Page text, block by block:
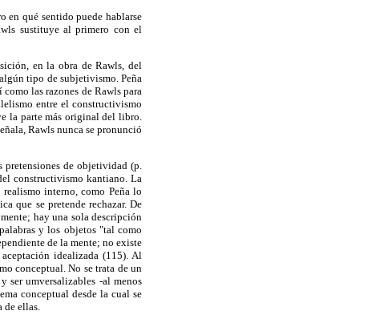
en qué sentido puede hablarse
sustituye al primero con el
en la obra de Rawls, del
tipo de subjetivismo. Peña
las razones de Rawls para
entre el constructivismo
la parte más original del libro.
Rawls nunca se pronunció
pretensiones de objetividad (p.
constructivismo kantiano. La
interno, como Peña lo
que se pretende rechazar. De
hay una sola descripción
y los objetos "tal como
de la mente; no existe
idealizada (115). Al
conceptual. No se trata de un
ser umversalizables -al menos
conceptual desde la cual se
de ellas.